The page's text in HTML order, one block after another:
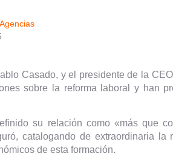
Agencias
Casado, y el presidente de la
sobre la reforma laboral y han
su relación como «más que
catalogando de extraordinaria
de esta formación.